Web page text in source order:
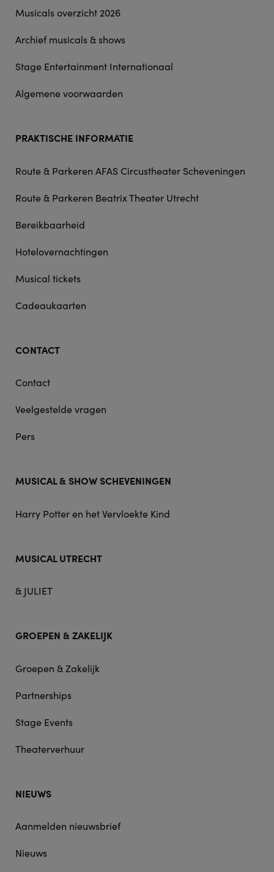
Musicals overzicht 2026
Archief musicals & shows
Stage Entertainment Internationaal
Algemene voorwaarden
PRAKTISCHE INFORMATIE
Route & Parkeren AFAS Circustheater Scheveningen
Route & Parkeren Beatrix Theater Utrecht
Bereikbaarheid
Hotelovernachtingen
Musical tickets
Cadeaukaarten
CONTACT
Contact
Veelgestelde vragen
Pers
MUSICAL & SHOW SCHEVENINGEN
Harry Potter en het Vervloekte Kind
MUSICAL UTRECHT
& JULIET
GROEPEN & ZAKELIJK
Groepen & Zakelijk
Partnerships
Stage Events
Theaterverhuur
NIEUWS
Aanmelden nieuwsbrief
Nieuws